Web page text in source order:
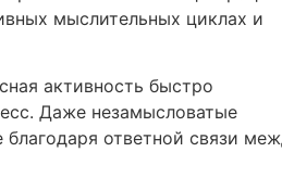
мыслительных циклах и
активность быстро
Даже незамысловатые
ответной связи